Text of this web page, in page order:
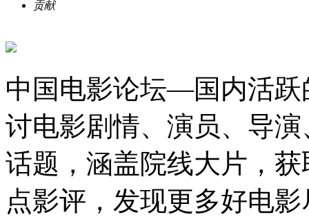
贡献
中国电影论坛—国内活跃
讨电影剧情、演员、导
话题，涵盖院线大片，
点影评，发现更多好电